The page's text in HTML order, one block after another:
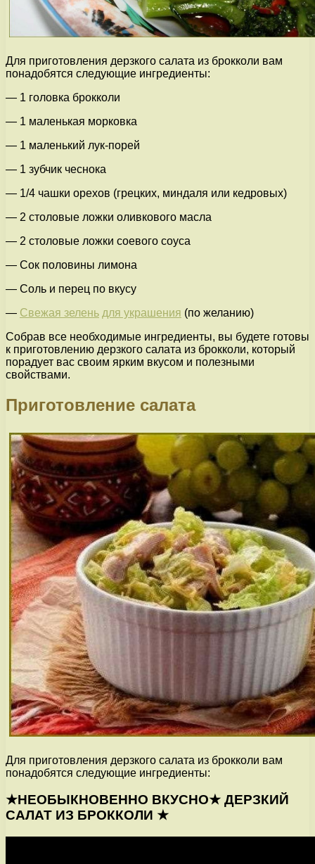
Для приготовления дерзкого салата из брокколи вам
понадобятся следующие ингредиенты:
— 1 головка брокколи
— 1 маленькая морковка
— 1 маленький лук-порей
— 1 зубчик чеснока
— 1/4 чашки орехов (грецких, миндаля или кедровых)
— 2 столовые ложки оливкового масла
— 2 столовые ложки соевого соуса
— Сок половины лимона
— Соль и перец по вкусу
— Свежая зелень для украшения (по желанию)
Собрав все необходимые ингредиенты, вы будете готовы
к приготовлению дерзкого салата из брокколи, который
порадует вас своим ярким вкусом и полезными
свойствами.
Приготовление салата
Для приготовления дерзкого салата из брокколи вам
понадобятся следующие ингредиенты:
★НЕОБЫКНОВЕННО ВКУСНО★ ДЕРЗКИЙ
САЛАТ ИЗ БРОККОЛИ ★